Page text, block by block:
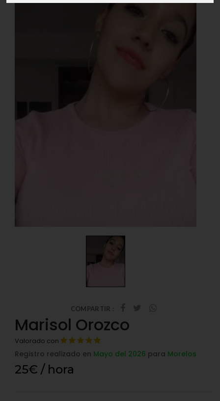
COMPARTIR :
Marisol Orozco
Valorado con
Registro realizado en Mayo del 2026 para Morelos
25€ / hora